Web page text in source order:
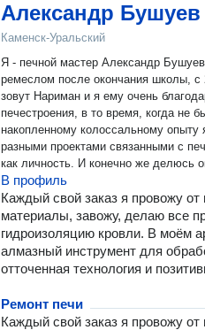
Александр Бушуев
Каменск-Уральский
Я - печной мастер Александр
ремеслом после окончания школы, с
зовут Нариман и я ему очень
печестроения, в то время, когда не
накопленному колоссальному опыту
разными проектами связанными с
как личность. И конечно же делюсь
В профиль
Каждый свой заказ я провожу от
материалы, завожу, делаю все
гидроизоляцию кровли. В моём
алмазный инструмент для
отточенная технология и
Ремонт печи
Каждый свой заказ я провожу от